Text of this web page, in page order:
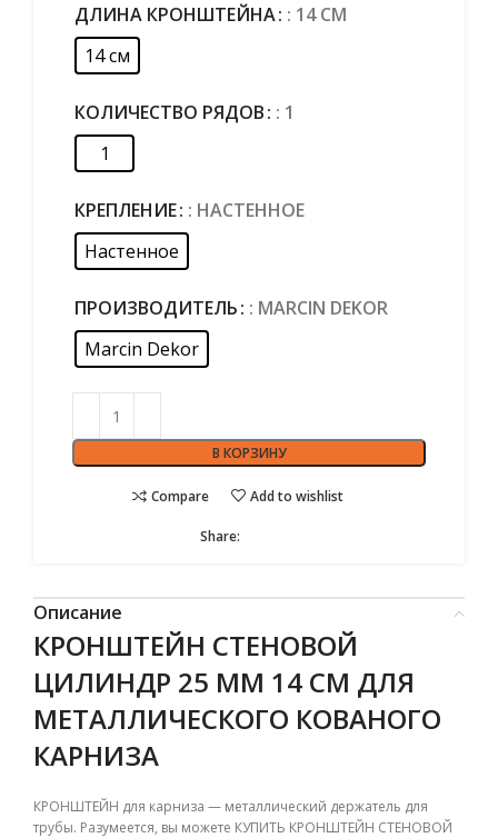
ДЛИНА КРОНШТЕЙНА : 14 СМ
14 см
КОЛИЧЕСТВО РЯДОВ : 1
1
КРЕПЛЕНИЕ : НАСТЕННОЕ
Настенное
ПРОИЗВОДИТЕЛЬ : MARCIN DEKOR
Marcin Dekor
В КОРЗИНУ
Compare Add to wishlist
Share:
Описание
КРОНШТЕЙН СТЕНОВОЙ
ЦИЛИНДР 25 ММ 14 СМ ДЛЯ
МЕТАЛЛИЧЕСКОГО КОВАНОГО
КАРНИЗА
КРОНШТЕЙН для карниза — металлический держатель для
трубы. Разумеется, вы можете КУПИТЬ КРОНШТЕЙН СТЕНОВОЙ